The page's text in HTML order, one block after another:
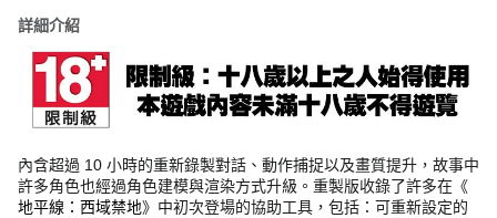
詳細介紹
內含超過 10 小時的重新錄製對話、動作捕捉以及畫質提升，故事中
許多角色也經過角色建模與渲染方式升級。重製版收錄了許多在《
地平線：西域禁地》中初次登場的協助工具，包括：可重新設定的